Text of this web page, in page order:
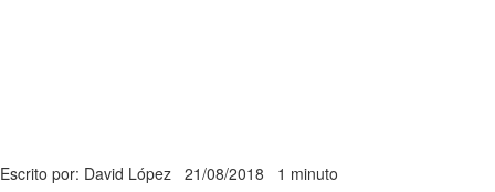
Escrito por: David López 21/08/2018 1 minuto